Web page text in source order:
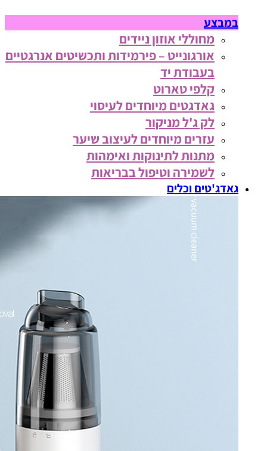
במבצע
מחוללי אוזון ניידים
אורגונייט – פירמידות ותכשיטים אנרגטיים
בעבודת יד
קלפי טארוט
גאדגטים מיוחדים לעיסוי
לק ג'ל מניקור
עזרים מיוחדים לעיצוב שיער
מתנות לתינוקות ואימהות
לשמירה וטיפול בבריאות
גאדג'טים וכלים